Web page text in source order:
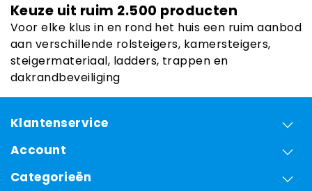
Keuze uit ruim 2.500 producten
Voor elke klus in en rond het huis een ruim aanbod
aan verschillende rolsteigers, kamersteigers,
steigermateriaal, ladders, trappen en
dakrandbeveiliging
Klantenservice
Account
Categorieën